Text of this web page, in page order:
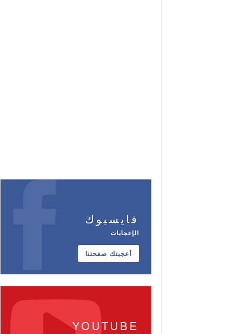
فايسبوك
الإعجابات
أعجبتك صفحتنا
YOUTUBE